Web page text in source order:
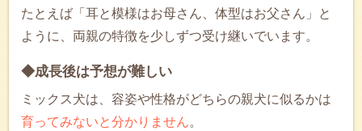
たとえば「耳と模様はお母さん、体型はお父さん」と
ように、両親の特徴を少しずつ受け継いでいます。
◆成長後は予想が難しい
ミックス犬は、容姿や性格がどちらの親犬に似るかは
育ってみないと分かりません。